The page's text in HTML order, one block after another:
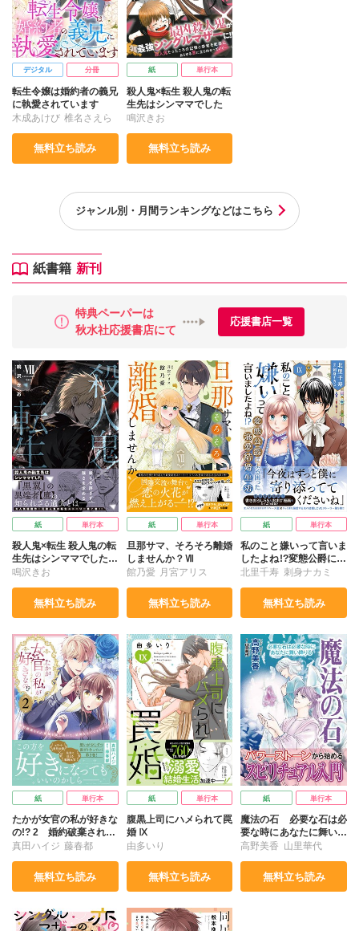
デジタル 分冊
転生令嬢は婚約者の義兄
に執愛されています
木成あけび 椎名さえら
無料立ち読み
紙 単行本
殺人鬼×転生 殺人鬼の転
生先はシンママでした
鳴沢きお
無料立ち読み
ジャンル別・⽉間ランキングなどはこちら
紙書籍 新刊
特典ペーパーは
秋水社応援書店にて
応援書店一覧
紙 単行本
殺人鬼×転生 殺人鬼の転
生先はシンママでした
Ⅶ
鳴沢きお
無料立ち読み
紙 単行本
旦那サマ、そろそろ離婚
しませんか？Ⅶ
館乃愛 月宮アリス
無料立ち読み
紙 単行本
私のこと嫌いって言いま
したよね!?変態公爵によ
る困った溺愛結婚生活
北里千寿 刺身ナカミ
無料立ち読み
紙 単行本
たかが女官の私が好きな
の!? 2 婚約破棄された
姫様を差し置いて、結婚
真田ハイジ 藤春都
無料立ち読み
紙 単行本
腹黒上司にハメられて罠
婚 Ⅸ
由多いり
無料立ち読み
紙 単行本
魔法の石 必要な石は必
要な時にあなたに舞い降
りる
高野美香 山里華代
無料立ち読み